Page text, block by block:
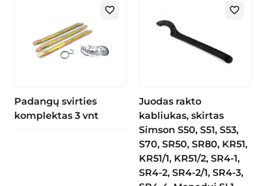
Padangų svirties
komplektas 3 vnt
Juodas rakto
kabliukas, skirtas
Simson S50, S51, S53,
S70, SR50, SR80, KR51,
KR51/1, KR51/2, SR4-1,
SR4-2, SR4-2/1, SR4-3,